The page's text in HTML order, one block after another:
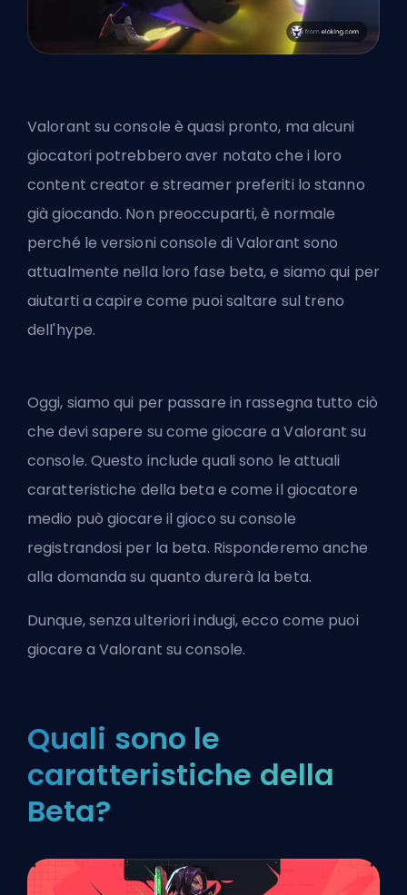
Valorant su console è quasi pronto, ma alcuni
giocatori potrebbero aver notato che i loro
content creator e streamer preferiti lo stanno
già giocando. Non preoccuparti, è normale
perché le versioni console di Valorant sono
attualmente nella loro fase beta, e siamo qui per
aiutarti a capire come puoi saltare sul treno
dell'hype.
Oggi, siamo qui per passare in rassegna tutto ciò
che devi sapere su come giocare a Valorant su
console. Questo include quali sono le attuali
caratteristiche della beta e come il giocatore
medio può giocare il gioco su console
registrandosi per la beta. Risponderemo anche
alla domanda su quanto durerà la beta.
Dunque, senza ulteriori indugi, ecco come puoi
giocare a Valorant su console.
Quali sono le
caratteristiche della
Beta?